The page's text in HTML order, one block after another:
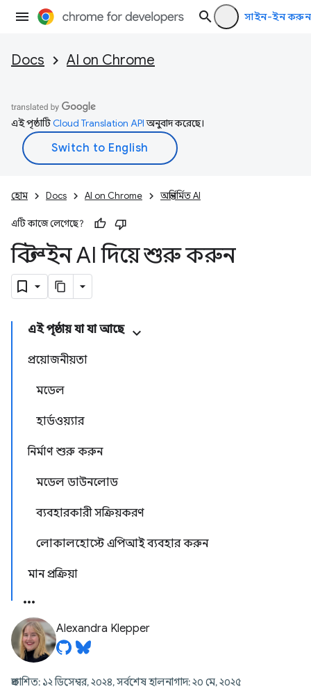
সাইন-ইন করুন
Docs AI on Chrome
এই পৃষ্ঠাটিCloud Translation APIঅনুবাদ করেছে।
হোম Docs AI on Chrome অন্তর্নির্মিত AI
এটি কাজে লেগেছে?
বিল্ট-ইন AI দিয়ে শুরু করুন
এই পৃষ্ঠায় যা যা আছে
প্রয়োজনীয়তা
মডেল
হার্ডওয়্যার
নির্মাণ শুরু করুন
মডেল ডাউনলোড
ব্যবহারকারী সক্রিয়করণ
লোকালহোস্টে এপিআই ব্যবহার করুন
মান প্রক্রিয়া
Alexandra Klepper
প্রকাশিত: ১২ ডিসেম্বর, ২০২৪, সর্বশেষ হালনাগাদ: ২০ মে, ২০২৫